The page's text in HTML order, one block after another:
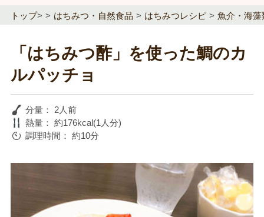
トップ> はちみつ・自然食品 はちみつレシピ 魚介・海藻
「はちみつ酢」を使った鯛のカ
ルパッチョ
分量：
2人前
熱量： 約176kcal(1人分)
調理時間： 約10分